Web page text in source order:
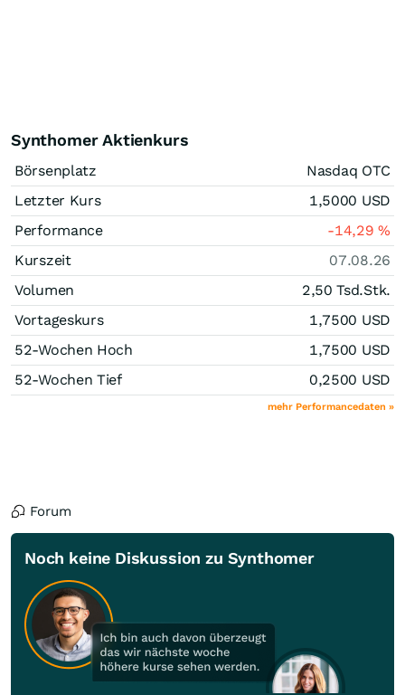
Synthomer Aktienkurs
Börsenplatz
Nasdaq OTC
Letzter Kurs
1,5000 USD
Performance
-14,29%
Kurszeit
07.08.26
Volumen
2,50 Tsd.Stk.
Vortageskurs
1,7500 USD
52-Wochen Hoch
1,7500 USD
52-Wochen Tief
0,2500 USD
mehr Performancedaten »
Forum
Noch keine Diskussion zu Synthomer